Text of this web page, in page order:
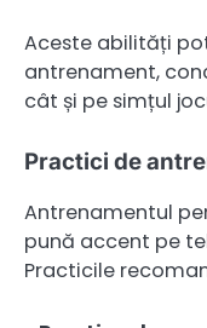
Aceste abilități
antrenament,
cât și pe simțul
Practici de
Antrenamentul
pună accent pe
Practicile